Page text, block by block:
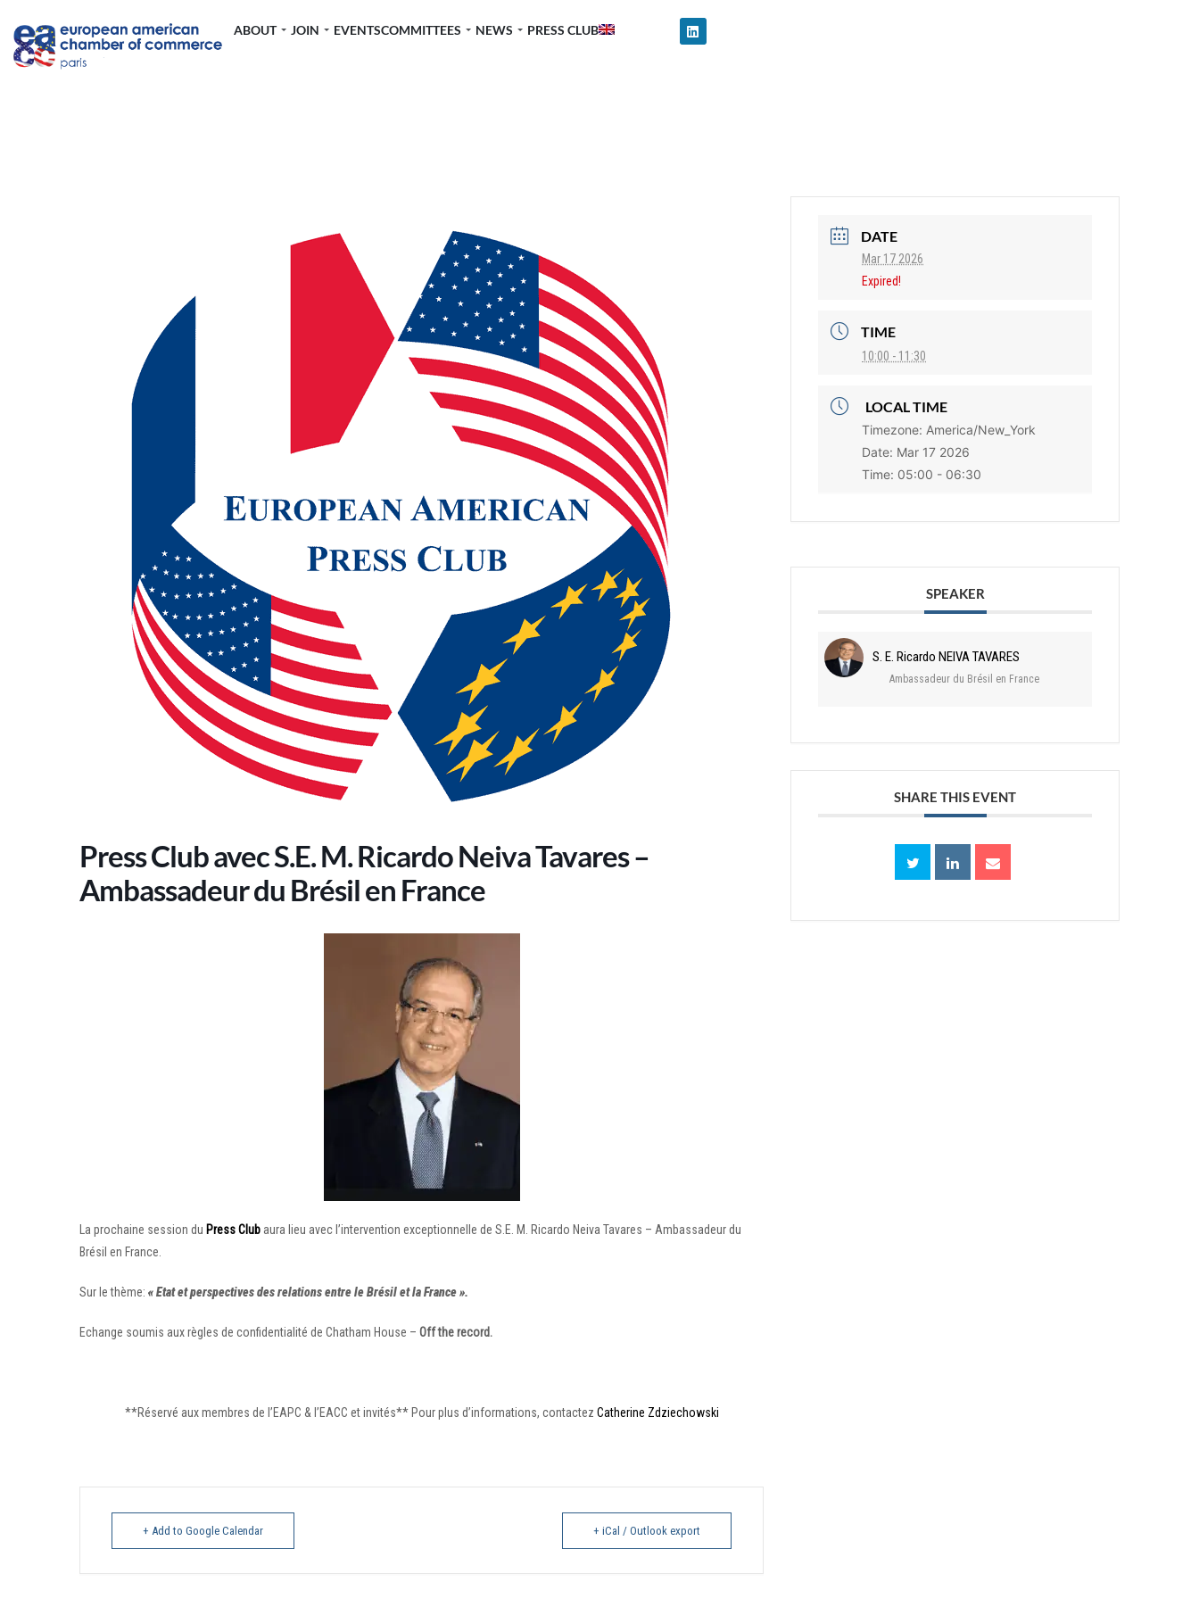
ABOUT JOIN EVENTSCOMMITTEES NEWS PRESS CLUB
Press Club avec S.E. M. Ricardo Neiva Tavares –
Ambassadeur du Brésil en France
La prochaine session du Press Club aura lieu avec l’intervention exceptionnelle de S.E. M. Ricardo Neiva Tavares – Ambassadeur du
Brésil en France.
Sur le thème: « Etat et perspectives des relations entre le Brésil et la France ».
Echange soumis aux règles de confidentialité de Chatham House – Off the record.
**Réservé aux membres de l’EAPC & l’EACC et invités** Pour plus d’informations, contactez Catherine Zdziechowski
+ Add to Google Calendar + iCal / Outlook export
DATE
Mar 17 2026
Expired!
TIME
10:00 - 11:30
LOCAL TIME
Timezone: America/New_York
Date: Mar 17 2026
Time: 05:00 - 06:30
SPEAKER
S. E. Ricardo NEIVA TAVARES
Ambassadeur du Brésil en France
SHARE THIS EVENT